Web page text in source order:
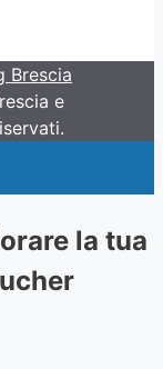
Brescia
e
la tua